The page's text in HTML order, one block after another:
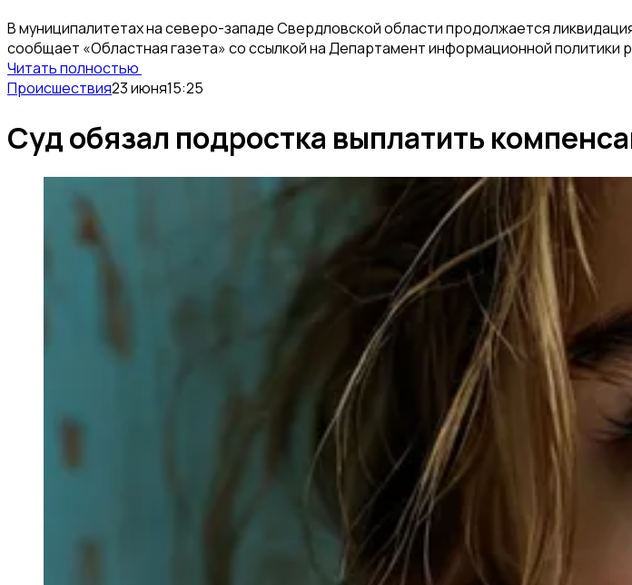
В муниципалитетах на северо-западе Свердловской области продолжается
сообщает «Областная газета» со ссылкой на Департамент информационной политики
Читать полностью
Происшествия23 июня15:25
Суд обязал подростка выплатить